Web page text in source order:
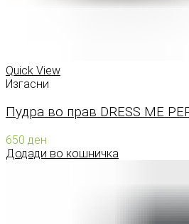
Quick View
Изгасни
Пудра во прав DRESS ME
650 ден
Додади во кошничка